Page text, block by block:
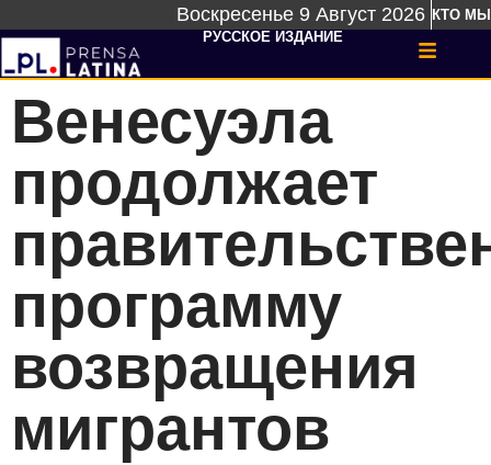
Воскресенье 9 Август 2026 КТО МЫ
РУССКОЕ ИЗДАНИЕ
Венесуэла
продолжает
программу
возвращения
мигрантов